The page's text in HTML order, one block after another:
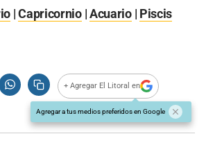
|Capricornio|Acuario| Piscis
+ Agregar El Litoral en
Agregar a tus medios preferidos en Google